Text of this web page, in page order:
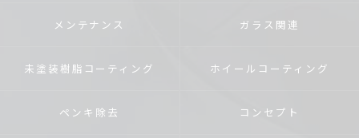
メンテナンス ガラス関連
未塗装樹脂コーティング ホイールコーティング
ペンキ除去 コンセプト